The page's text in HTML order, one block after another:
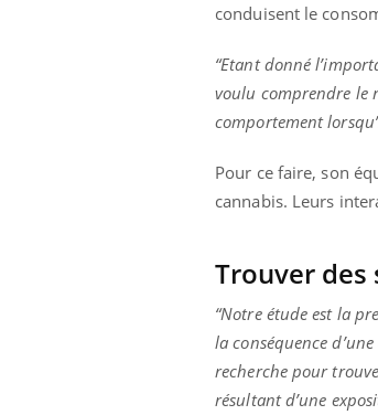
conduisent le
“Etant donné
voulu comprendre le
comportement
Pour ce faire, son
cannabis. Leurs
Trouver
“Notre étude est la
la conséquence
recherche pour
résultant d’une
Eczéma Chronique des
L'été arrive… et avec lui, un tout